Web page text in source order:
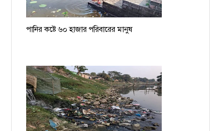
পানির কষ্টে ৬০ হাজার পরিবারের মানুষ